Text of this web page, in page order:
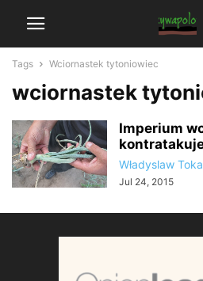
Tags Wciornastek tytoniowiec
wciornastek
Imperium
Władyslaw
Jul 24, 2015